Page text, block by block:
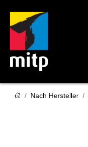
Nach Hersteller